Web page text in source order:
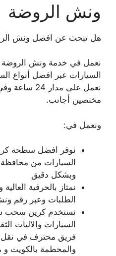
ونش الروضة
هل تبحث عن افضل ونش
نعمل في خدمة ونش
السيارات عبر افضل أنواع
نعمل على
مختصين أجانب.
ونعمل في:
نوفر افضل سطحة
السيارات من
وبشكل دقيق
نمتاز بالحرفية
الطلبات وعبر رقم
نستخدم كرين سحب
السيارات والاليات
فريق محترف في نقل
والمحطمة بالكويت و